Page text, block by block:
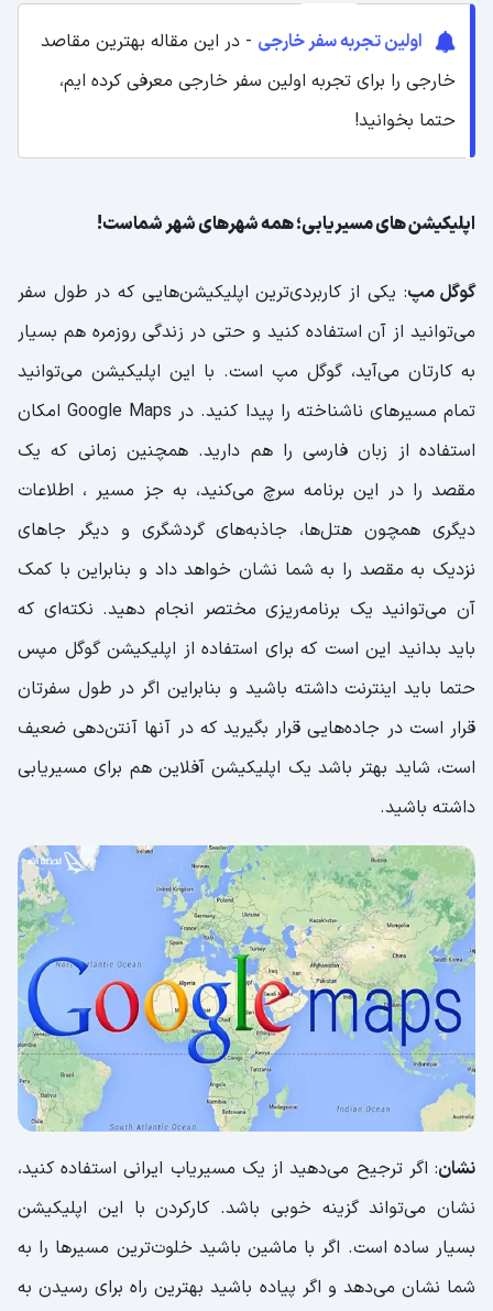
اولین تجربه سفر خارجی - در این مقاله بهترین مقاصد
خارجی را برای تجربه اولین سفر خارجی معرفی کرده ایم،
حتما بخوانید!
اپلیکیشن های مسیریابی؛ همه شهرهای شهر شماست!
گوگل مپ: یکی از کاربردی‌ترین اپلیکیشن‌هایی که در طول سفر
می‌توانید از آن استفاده کنید و حتی در زندگی روزمره هم بسیار
به کارتان می‌آید، گوگل مپ است. با این اپلیکیشن می‌توانید
تمام مسیرهای ناشناخته را پیدا کنید. در Google Maps امکان
استفاده از زبان فارسی را هم دارید. همچنین زمانی که یک
مقصد را در این برنامه سرچ می‌کنید، به جز مسیر ، اطلاعات
دیگری همچون هتل‌ها، جاذبه‌های گردشگری و دیگر جاهای
نزدیک به مقصد را به شما نشان خواهد داد و بنابراین با کمک
آن می‌توانید یک برنامه‌ریزی مختصر انجام دهید. نکته‌ای که
باید بدانید این است که برای استفاده از اپلیکیشن گوگل مپس
حتما باید اینترنت داشته باشید و بنابراین اگر در طول سفرتان
قرار است در جاده‌هایی قرار بگیرید که در آنها آنتن‌دهی ضعیف
است، شاید بهتر باشد یک اپلیکیشن آفلاین هم برای مسیریابی
داشته باشید.
نشان: اگر ترجیح می‌دهید از یک مسیریاب ایرانی استفاده کنید،
نشان می‌تواند گزینه خوبی باشد. کارکردن با این اپلیکیشن
بسیار ساده است. اگر با ماشین باشید خلوت‌ترین مسیرها را به
شما نشان می‌دهد و اگر پیاده باشید بهترین راه برای رسیدن به